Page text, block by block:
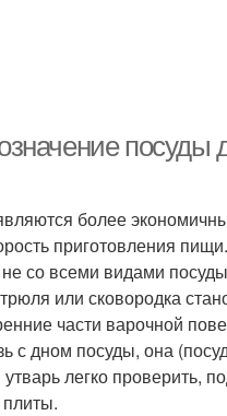
посуды
более
приготовления
со всеми видами
или сковородка
части варочной
с дном посуды, она
легко проверить,